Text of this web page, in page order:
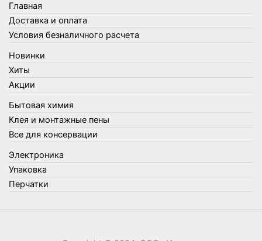
Товары для кухни
Товары для сада и огорода
Товары для туризма и отдыха
Упаковка
Утеплители и прочее
Фонари, лампы и удлинители
Хозяйственные товары
Швабры, стекломои, черенки и насадки
Шнуры, веревки и шпагаты
Электроника
Элементы питания
Главная
Доставка и оплата
Условия безналичного расчета
Новинки
Хиты
Акции
Бытовая химия
Клея и монтажные пены
Все для консервации
Электроника
Упаковка
Перчатки